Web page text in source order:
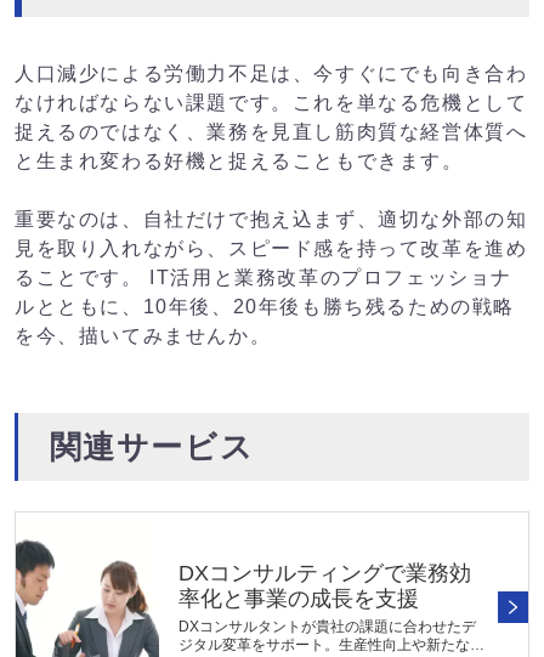
人口減少による労働力不足は、今すぐにでも向き合わ
なければならない課題です。これを単なる危機として
捉えるのではなく、業務を見直し筋肉質な経営体質へ
と生まれ変わる好機と捉えることもできます。
重要なのは、自社だけで抱え込まず、適切な外部の知
見を取り入れながら、スピード感を持って改革を進め
ることです。 IT活用と業務改革のプロフェッショナ
ルとともに、10年後、20年後も勝ち残るための戦略
を今、描いてみませんか。
関連サービス
DXコンサルティングで業務効
率化と事業の成長を支援
DXコンサルタントが貴社の課題に合わせたデ
ジタル変革をサポート。生産性向上や新たな事